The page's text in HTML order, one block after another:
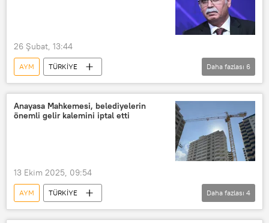
26 Şubat, 13:44
AYM
TÜRKİYE
Anayasa Mahkemesi (AYM)
Kadir Özkaya
Can Atalay
Ankara
Daha fazlası 6
Anayasa Mahkemesi, belediyelerin
önemli gelir kalemini iptal etti
13 Ekim 2025, 09:54
AYM
TÜRKİYE
Anayasa Mahkemesi (AYM)
Belediye
Daha fazlası 4